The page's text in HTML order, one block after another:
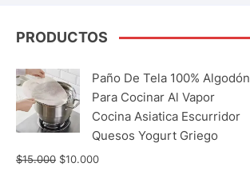
PRODUCTOS
Paño De Tela 100% Algodón
Para Cocinar Al Vapor
Cocina Asiatica Escurridor
Quesos Yogurt Griego
$15.000 $10.000